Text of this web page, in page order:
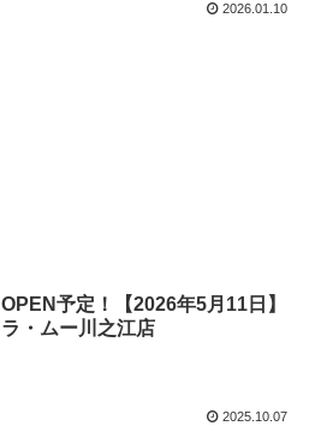
2026.01.10
OPEN予定！【2026年5月11日】
ラ・ムー川之江店
2025.10.07